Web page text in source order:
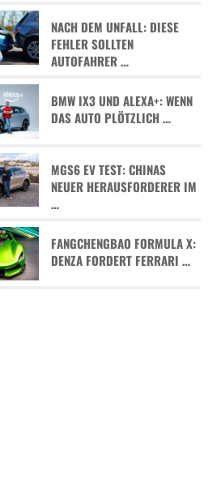
NACH DEM UNFALL: DIESE
FEHLER SOLLTEN
AUTOFAHRER …
BMW IX3 UND ALEXA+: WENN
DAS AUTO PLÖTZLICH …
MGS6 EV TEST: CHINAS
NEUER HERAUSFORDERER IM
…
FANGCHENGBAO FORMULA X:
DENZA FORDERT FERRARI …